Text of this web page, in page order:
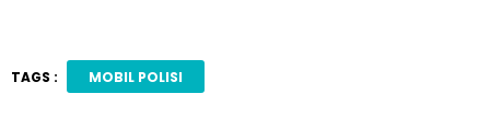
TAGS : MOBIL POLISI